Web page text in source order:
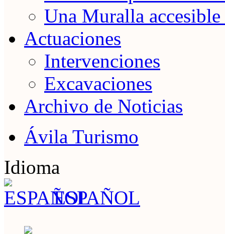
Una Muralla accesible
Actuaciones
Intervenciones
Excavaciones
Archivo de Noticias
Ávila Turismo
Idioma
ESPAÑOL